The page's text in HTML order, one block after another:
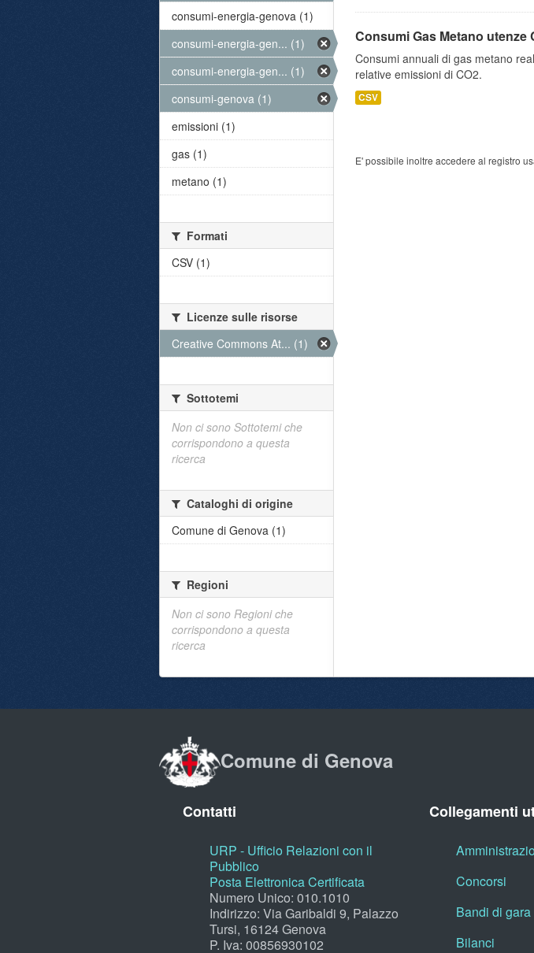
Consumi Gas Metano utenze
Consumi annuali di gas metano
relative emissioni di CO2.
CSV
E' possibile inoltre accedere al registro
consumi-energia-genova (1)
consumi-energia-gen... (1)
consumi-energia-gen... (1)
consumi-genova (1)
emissioni (1)
gas (1)
metano (1)
Formati
CSV (1)
Licenze sulle risorse
Creative Commons At... (1)
Sottotemi
Non ci sono Sottotemi che
corrispondono a questa
ricerca
Cataloghi di origine
Comune di Genova (1)
Regioni
Non ci sono Regioni che
corrispondono a questa
ricerca
Comune di Genova
Contatti
URP - Ufficio Relazioni con il
Pubblico
Posta Elettronica Certificata
Numero Unico: 010.1010
Indirizzo: Via Garibaldi 9, Palazzo
Tursi, 16124 Genova
P. Iva: 00856930102
Collegamenti
Concorsi
Bandi di gara
Bilanci